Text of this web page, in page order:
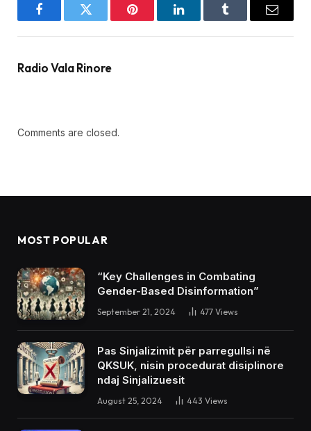
FacebookTwitter Pinterest LinkedInTumblr Email
Radio Vala Rinore
Comments are closed.
MOST POPULAR
“Key Challenges in Combating
Gender-Based Disinformation”
September 21, 2024 477 Views
Pas Sinjalizimit për parregullsi në
QKSUK, nisin procedurat disiplinore
ndaj Sinjalizuesit
August 25, 2024 443 Views